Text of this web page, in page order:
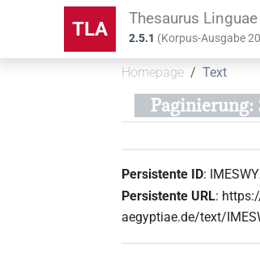
TLA Thesaurus
2.5.1 (Korpus-Ausgabe
Homepage Text
Paginierung:
Persistente ID:
Persistente URL:
aegyptiae.de/text/